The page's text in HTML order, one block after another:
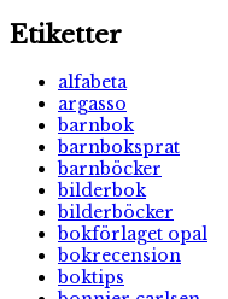
Etiketter
alfabeta
argasso
barnbok
barnboksprat
barnböcker
bilderbok
bilderböcker
bokförlaget opal
bokrecension
boktips